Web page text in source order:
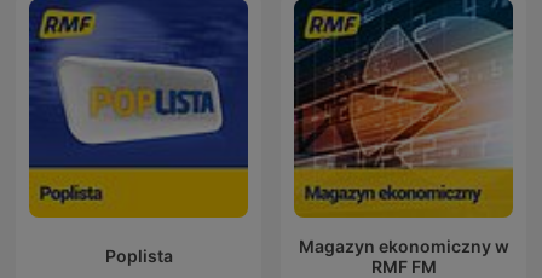
Poplista
Magazyn ekonomiczny w
RMF FM